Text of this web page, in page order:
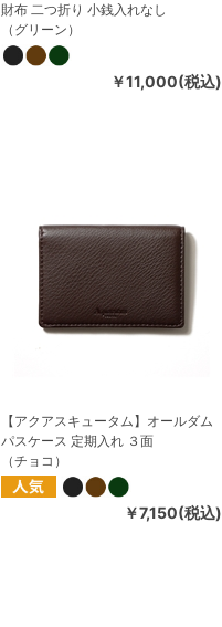
財布 二つ折り 小銭入れなし
（グリーン）
￥11,000(税込)
【アクアスキュータム】オールダム
パスケース 定期入れ ３面
（チョコ）
￥7,150(税込)